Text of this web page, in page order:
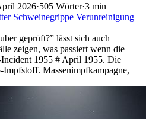
2026·505 Wörter·3 min
Schweinegrippe Verunreinigung
geprüft?” lässt sich auch
zeigen, was passiert wenn die
1955 # April 1955. Die
Massenimpfkampagne,